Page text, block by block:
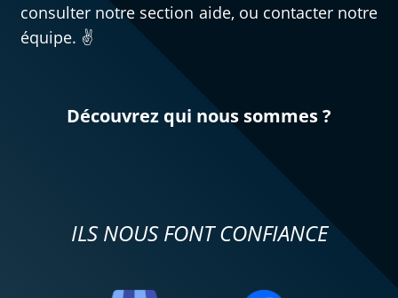
consulter notre section aide, ou contacter notre
équipe. ✌️
Découvrez qui nous sommes ?
ILS NOUS FONT CONFIANCE